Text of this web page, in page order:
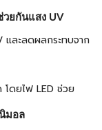
ยกันแสง UV
และลดผลกระทบจาก
โดยไฟ LED ช่วย
มอล